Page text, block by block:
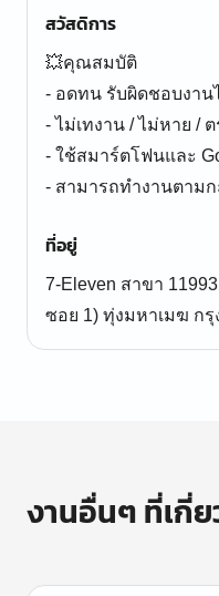
สวัสดิการ
💥คุณสมบัติ
- อดทน รับผิดชอบงาน
- ไม่เทงาน / ไม่หาย / ต
- ใช้สมาร์ตโฟนและ
- สามารถทำงานตาม
ที่อยู่
7-Eleven สาขา
ซอย 1) ทุ่งมหาเมฆ ก
งานอื่นๆ ที่เกี่